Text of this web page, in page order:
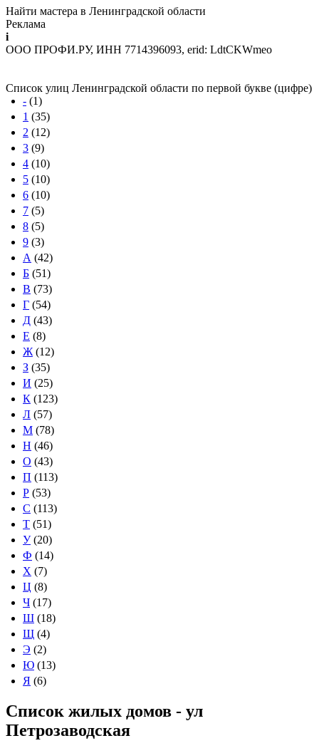
Найти мастера в Ленинградской области
Реклама
i
ООО ПРОФИ.РУ, ИНН 7714396093, erid: LdtCKWmeo
Список улиц Ленинградской области по первой букве (цифре)
- (1)
1 (35)
2 (12)
3 (9)
4 (10)
5 (10)
6 (10)
7 (5)
8 (5)
9 (3)
А (42)
Б (51)
В (73)
Г (54)
Д (43)
Е (8)
Ж (12)
З (35)
И (25)
К (123)
Л (57)
М (78)
Н (46)
О (43)
П (113)
Р (53)
С (113)
Т (51)
У(20)
Ф (14)
Х (7)
Ц (8)
Ч (17)
Ш (18)
Щ (4)
Э (2)
Ю (13)
Я (6)
Список жилых домов - ул
Петрозаводская